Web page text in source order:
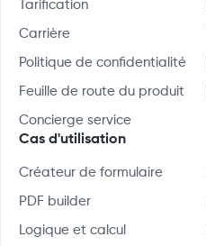
Tarification
Carrière
Politique de confidentialité
Feuille de route du produit
Concierge service
Cas d'utilisation
Créateur de formulaire
PDF builder
Logique et calcul